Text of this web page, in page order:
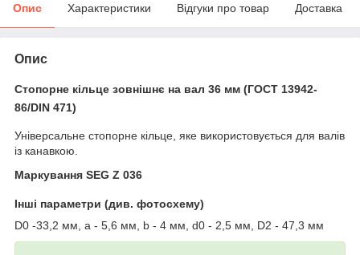
Опис Характеристики Відгуки про товар Доставка
Опис
Стопорне кільце зовнішнє на вал 36 мм (ГОСТ 13942-
86/DIN 471)
Універсальне стопорне кільце, яке використовується для валів
із канавкою.
Маркування SEG Z 036
Інші параметри (див. фотосхему)
D0 -33,2 мм, a - 5,6 мм, b - 4 мм, d0 - 2,5 мм, D2 - 47,3 мм